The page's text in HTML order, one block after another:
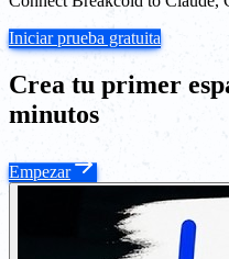
Iniciar prueba gratuita
Crea tu primer
minutos
Empezar